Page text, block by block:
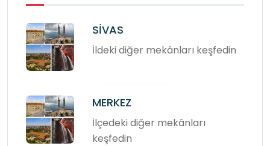
SİVAS
İldeki diğer mekânları keşfedin
MERKEZ
İlçedeki diğer mekânları
keşfedin